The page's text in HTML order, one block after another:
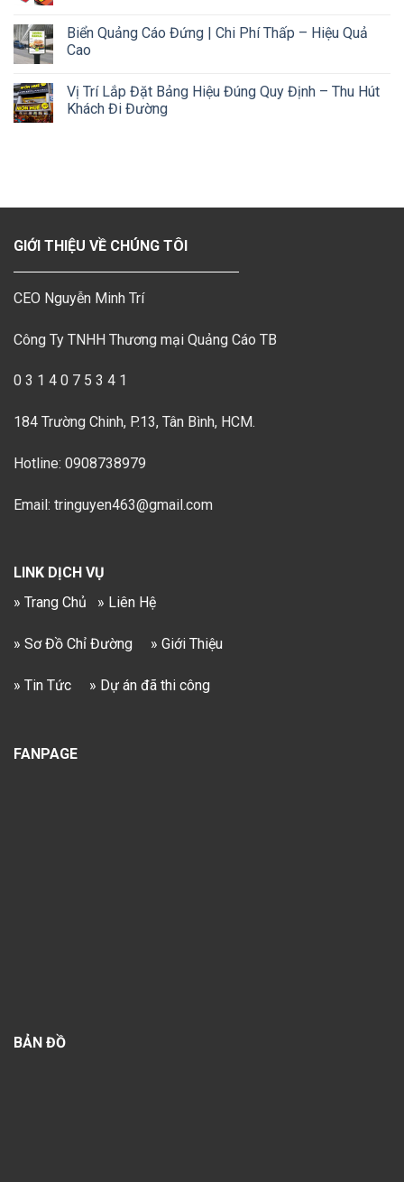
Biển Quảng Cáo Đứng | Chi Phí Thấp – Hiệu Quả
Cao
Vị Trí Lắp Đặt Bảng Hiệu Đúng Quy Định – Thu Hút
Khách Đi Đường
GIỚI THIỆU VỀ CHÚNG TÔI
CEO Nguyễn Minh Trí
Công Ty TNHH Thương mại Quảng Cáo TB
0 3 1 4 0 7 5 3 4 1
184 Trường Chinh, P.13, Tân Bình, HCM.
Hotline: 0908738979
Email: tringuyen463@gmail.com
LINK DỊCH VỤ
» Trang Chủ
» Liên Hệ
» Sơ Đồ Chỉ Đường » Giới Thiệu
» Tin Tức » Dự án đã thi công
FANPAGE
BẢN ĐỒ